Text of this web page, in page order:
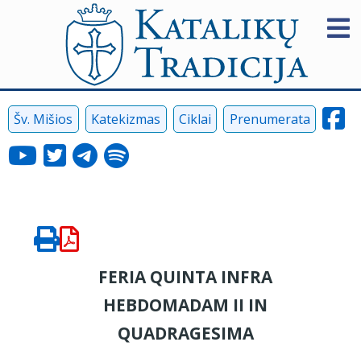
Šv. Mišios Katekizmas Ciklai Prenumerata
FERIA QUINTA INFRA
HEBDOMADAM II IN
QUADRAGESIMA